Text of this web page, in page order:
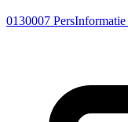
0130007 PersInformatie